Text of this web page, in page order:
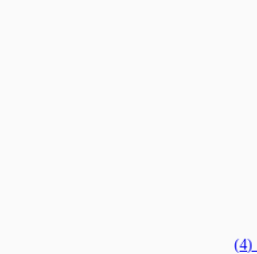
(4)